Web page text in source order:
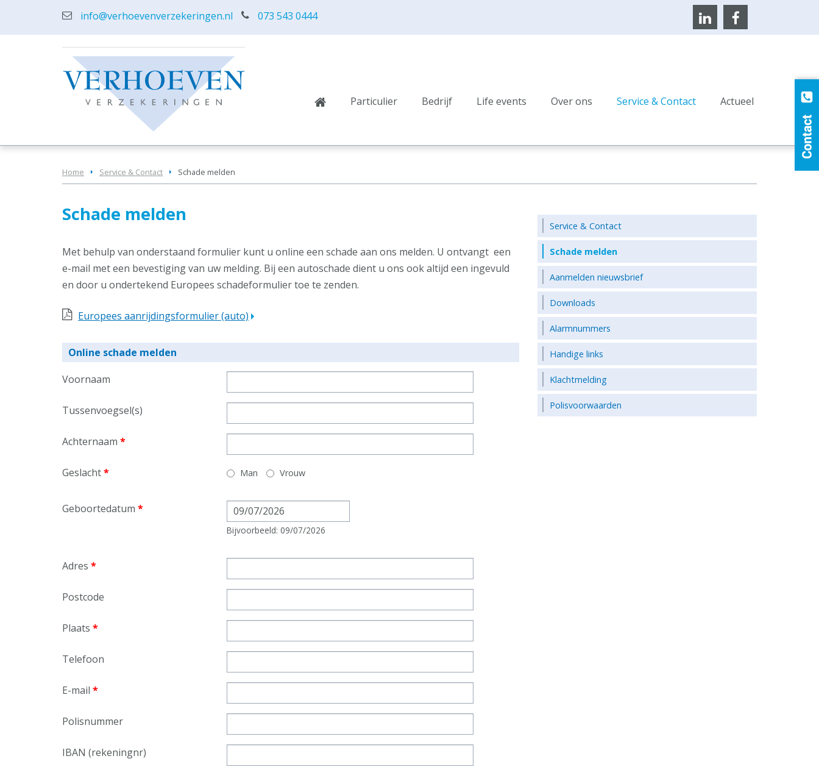
info@verhoevenverzekeringen.nl 073 543 0444
Particulier Bedrijf Life events Over ons Service & Contact Actueel
Home Service & Contact Schade melden
Schade melden
Met behulp van onderstaand formulier kunt u online een schade aan ons melden. U ontvangt een
e-mail met een bevestiging van uw melding. Bij een autoschade dient u ons ook altijd een ingevuld
en door u ondertekend Europees schadeformulier toe te zenden.
Europees aanrijdingsformulier (auto)
Online schade melden
Voornaam
Tussenvoegsel(s)
Achternaam *
Geslacht* Man Vrouw
Geboortedatum * Datum
Bijvoorbeeld: 09/07/2026
Adres *
Postcode
Plaats *
Telefoon
E-mail *
Polisnummer
IBAN (rekeningnr)
Service & Contact
Schade melden
Aanmelden nieuwsbrief
Downloads
Alarmnummers
Handige links
Klachtmelding
Polisvoorwaarden